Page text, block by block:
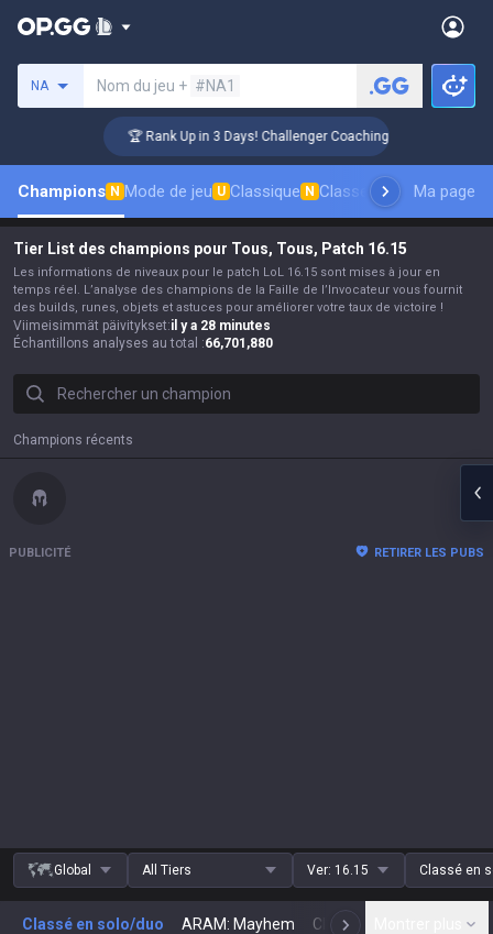
NA Nom du jeu + #NA1
🏆 Rank Up in 3 Days! Challenger Coaching
Champions N Mode de jeu U Classique N Classement des skins
Ma page
Tier List des champions pour Tous, Tous, Patch 16.15
Les informations de niveaux pour le patch LoL 16.15 sont mises à jour en
temps réel. L’analyse des champions de la Faille de l’Invocateur vous fournit
des builds, runes, objets et astuces pour améliorer votre taux de victoire !
Viimeisimmät päivitykset:il y a 28 minutes
Échantillons analyses au total :66,701,880
Rechercher un champion
Champions récents
PUBLICITÉ RETIRER LES PUBS
Global All Tiers Ver: 16.15 Classé en
Classé en solo/duo ARAM: Mayhem Classique